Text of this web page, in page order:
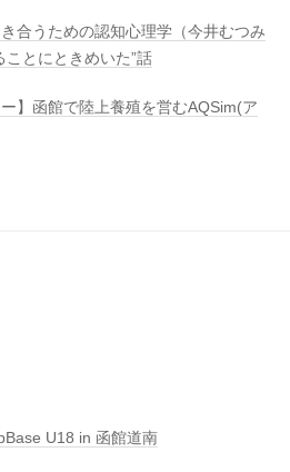
合うための認知心理学（今井むつみ
ことにときめいた”話
】函館で陸上養殖を営むAQSim(ア
U18 in 函館道南